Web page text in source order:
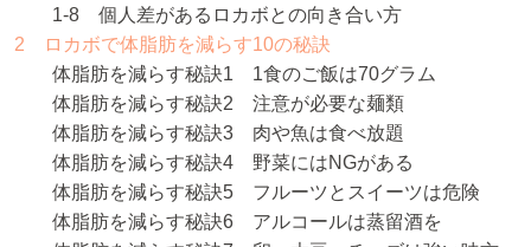
1-8 個人差があるロカボとの向き合い方
2 ロカボで体脂肪を減らす10の秘訣
体脂肪を減らす秘訣1 1食のご飯は70グラム
体脂肪を減らす秘訣2 注意が必要な麺類
体脂肪を減らす秘訣3 肉や魚は食べ放題
体脂肪を減らす秘訣4 野菜にはNGがある
体脂肪を減らす秘訣5 フルーツとスイーツは危険
体脂肪を減らす秘訣6 アルコールは蒸留酒を